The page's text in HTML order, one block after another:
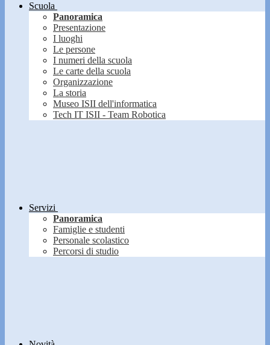
Scuola
Panoramica
Presentazione
I luoghi
Le persone
I numeri della scuola
Le carte della scuola
Organizzazione
La storia
Museo ISII dell'informatica
Tech IT ISII - Team Robotica
Servizi
Panoramica
Famiglie e studenti
Personale scolastico
Percorsi di studio